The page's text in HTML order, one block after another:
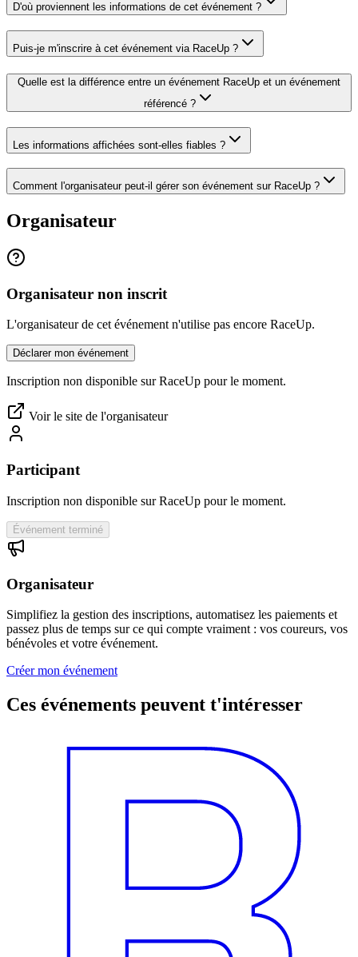
D'où proviennent les informations de cet événement ?
Puis-je m'inscrire à cet événement via RaceUp ?
Quelle est la différence entre un événement RaceUp et un événement
référencé ?
Les informations affichées sont-elles fiables ?
Comment l'organisateur peut-il gérer son événement sur RaceUp ?
Organisateur
Organisateur non inscrit
L'organisateur de cet événement n'utilise pas encore RaceUp.
Déclarer mon événement
Inscription non disponible sur RaceUp pour le moment.
Voir le site de l'organisateur
Participant
Inscription non disponible sur RaceUp pour le moment.
Événement terminé
Organisateur
Simplifiez la gestion des inscriptions, automatisez les paiements et
passez plus de temps sur ce qui compte vraiment : vos coureurs, vos
bénévoles et votre événement.
Créer mon événement
Ces événements peuvent t'intéresser